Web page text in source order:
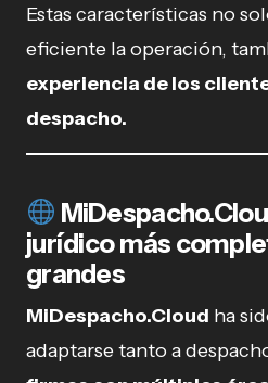
Estas características no
eficiente la operación,
experiencia de los
despacho.
jurídico más
grandes
MiDespacho.Cloud ha
adaptarse tanto a